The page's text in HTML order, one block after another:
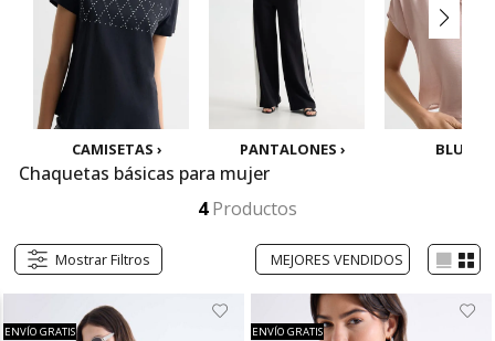
CAMISETAS › PANTALONES › BLUSAS
Chaquetas básicas para mujer
4Productos
Mostrar Filtros
ENVÍO GRATIS ENVÍO GRATIS